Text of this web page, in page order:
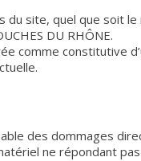
site, quel que soit le
DU RHÔNE.
comme constitutive
des dommages
ne répondant